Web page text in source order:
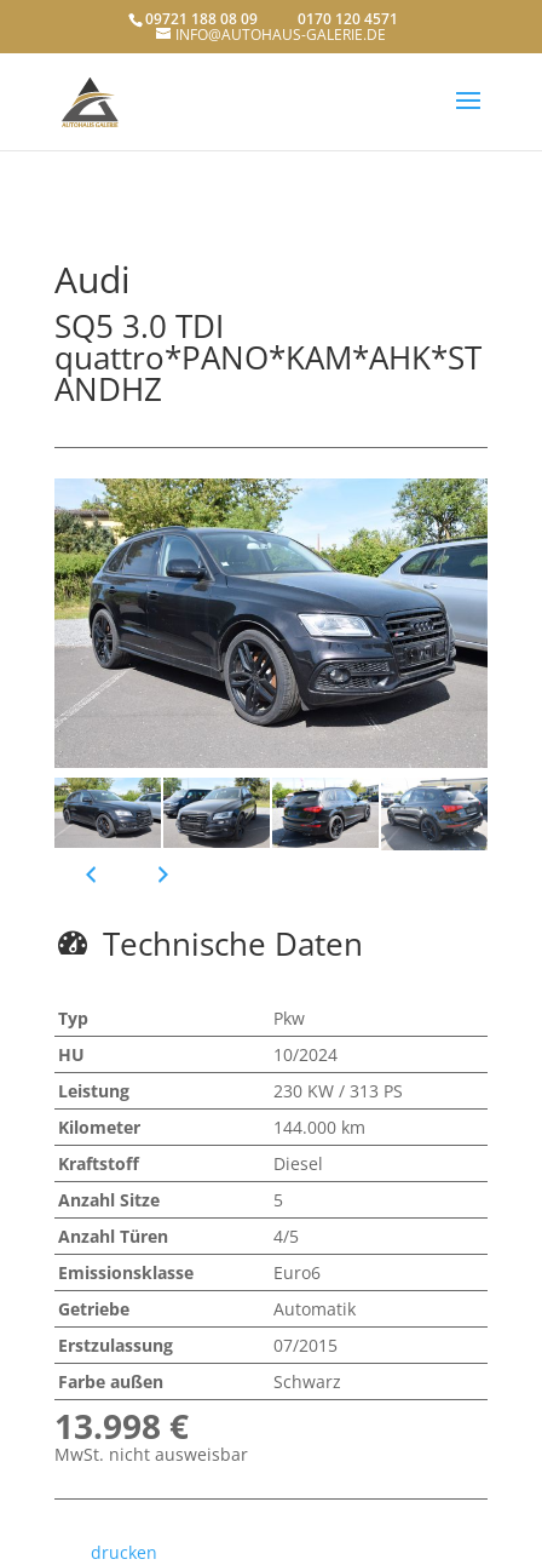
09721 188 08 09 0170 120 4571
INFO@AUTOHAUS-GALERIE.DE
Audi
SQ5 3.0 TDI
quattro*PANO*KAM*AHK*ST
ANDHZ
Technische Daten
Typ
Pkw
HU
10/2024
Leistung
230 KW / 313 PS
Kilometer
144.000 km
Kraftstoff
Diesel
Anzahl Sitze
5
Anzahl Türen
4/5
Emissionsklasse
Euro6
Getriebe
Automatik
Erstzulassung
07/2015
Farbe außen
Schwarz
13.998 €
MwSt. nicht ausweisbar
drucken